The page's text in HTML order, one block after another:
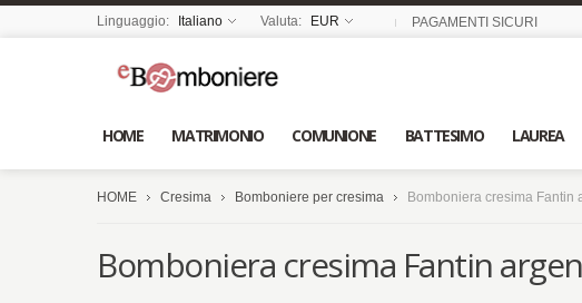
Linguaggio: Italiano Valuta: EUR PAGAMENTI SICURI
HOME MATRIMONIO COMUNIONE BATTESIMO LAUREA
HOME Cresima Bomboniere per cresima Bomboniera cresima Fantin
Bomboniera cresima Fantin